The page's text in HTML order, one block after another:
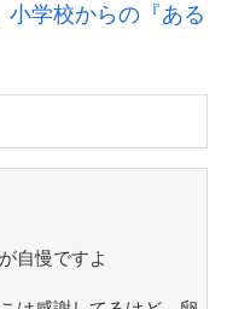
小学校からの『ある
自慢ですよ